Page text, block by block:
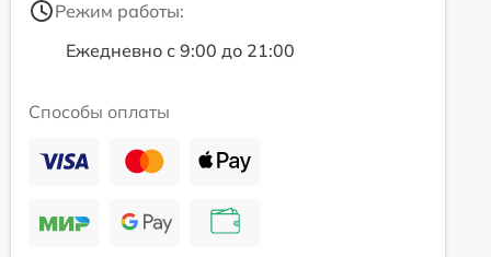
Режим работы:
Ежедневно с 9:00 до 21:00
Способы оплаты